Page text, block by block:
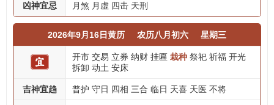
凶神宜忌 月煞 月虚 四击 天刑
2026年9月16日黄历 农历八月初六 星期三
开市 交易 立券 纳财 挂匾 栽种 祭祀 祈福 开光
拆卸 动土 安床
吉神宜趋 普护 守日 四相 三合 临日 天喜 天医 不将